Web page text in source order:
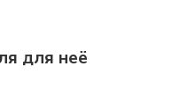
для неё